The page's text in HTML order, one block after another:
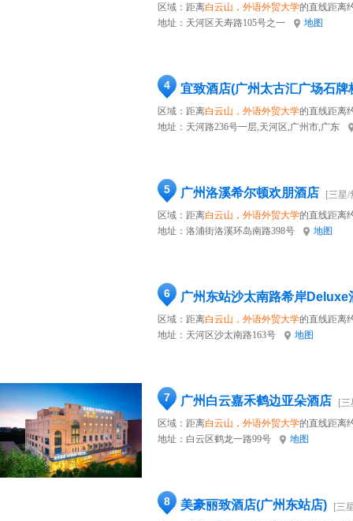
区域：距离白云山，外语外贸大学的直线距离
地址： 天河区天寿路105号之一 地图
4 宜致酒店(广州太古汇广场石牌
区域：距离白云山，外语外贸大学的直线距离
地址： 天河路236号一层,天河区,广州市,广东
5 广州洛溪希尔顿欢朋酒店
[三星/
区域：距离白云山，外语外贸大学的直线距离
地址： 洛浦街洛溪环岛南路398号 地图
6 广州东站沙太南路希岸Deluxe
区域：距离白云山，外语外贸大学的直线距离
地址： 天河区沙太南路163号 地图
7 广州白云嘉禾鹤边亚朵酒店
[
区域：距离白云山，外语外贸大学的直线距离
地址： 白云区鹤龙一路99号 地图
8 美豪丽致酒店(广州东站店)
[三